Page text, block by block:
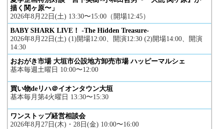
描く関ヶ原〜」
2026年8月22日(土) 13:30〜15:00（開場12:45）
BABY SHARK LIVE！ -The Hidden Treasure-
2026年8月22日(土) (1)開場12:00、開演12:30 (2)開場14:00、開演
14:30
おおがき市場 大垣市公設地方卸売市場 ハッピーマルシェ
基本毎週土曜日 10:00〜12:00
買い物deリハ＠イオンタウン大垣
基本毎月第4火曜日 13:30〜15:30
ワンストップ経営相談会
2026年8月27日(木)・28日(金) 10:00〜16:00